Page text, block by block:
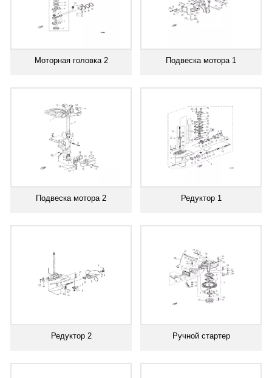
Моторная головка 2 Подвеска мотора 1
Подвеска мотора 2 Редуктор 1
Редуктор 2 Ручной стартер